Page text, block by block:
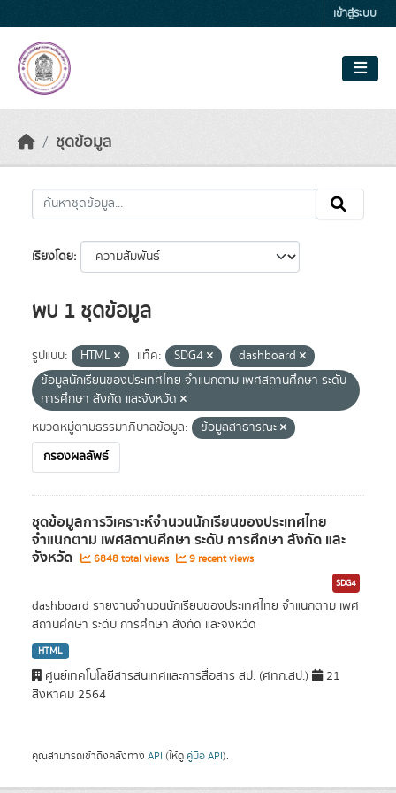
เข้าสู่ระบบ
ชุดข้อมูล
เรียงโดย
พบ 1 ชุดข้อมูล
รูปแบบ: HTML แท็ค: SDG4
dashboard
ข้อมูลนักเรียนของประเทศไทย จำแนกตาม เพศสถานศึกษา ระดับ
การศึกษา สังกัด และจังหวัด
หมวดหมู่ตามธรรมาภิบาลข้อมูล:
ข้อมูลสาธารณะ
กรองผลลัพธ์
ชุดข้อมูลการวิเคราะห์จำนวนนักเรียนของประเทศไทย
จำแนกตาม เพศสถานศึกษา ระดับ การศึกษา สังกัด และ
จังหวัด 6848 total views 9 recent views
SDG4
dashboard รายงานจำนวนนักเรียนของประเทศไทย จำแนกตาม เพศ
สถานศึกษา ระดับ การศึกษา สังกัด และจังหวัด
HTML
ศูนย์เทคโนโลยีสารสนเทศและการสื่อสาร สป. (ศทก.สป.)
21
สิงหาคม 2564
คุณสามารถเข้าถึงคลังทาง API (ให้ดู คู่มือ API).